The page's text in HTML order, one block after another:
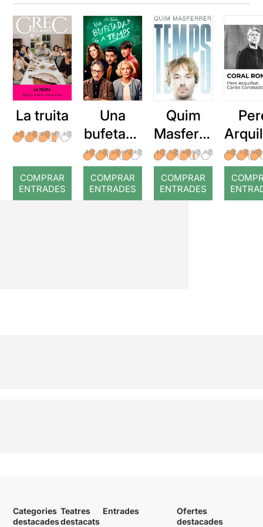
La truita
COMPRAR
ENTRADES
Una
bufetada
a temps
COMPRAR
ENTRADES
Quim
Masferre
r: Temps
COMPRAR
ENTRADES
:
Categories
destacades
Teatres
destacats
Entrades
Ofertes
destacades